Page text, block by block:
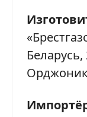
Беларусь,